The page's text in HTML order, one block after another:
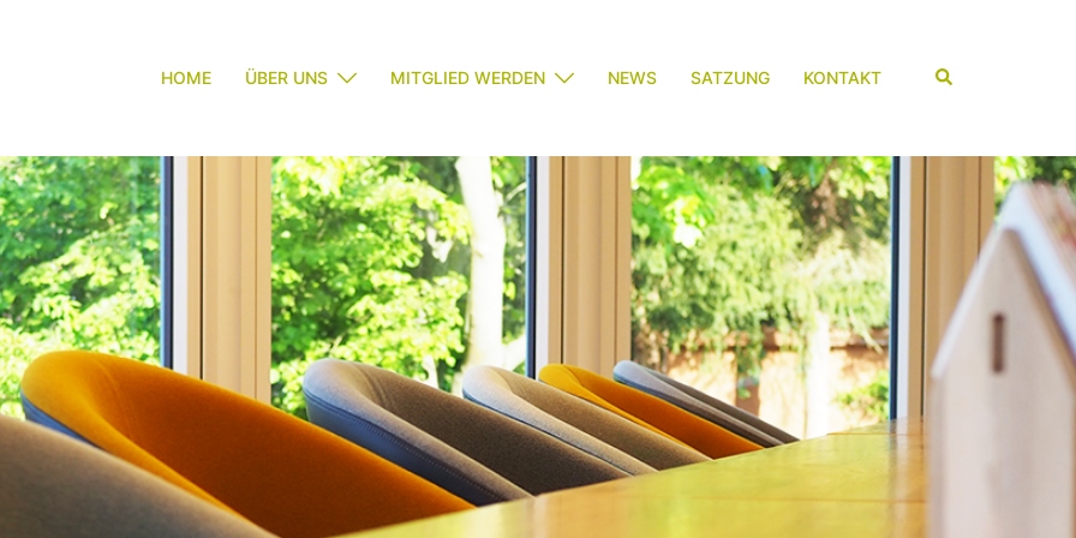
HOME ÜBER UNS MITGLIED WERDEN NEWS SATZUNG KONTAKT Suche